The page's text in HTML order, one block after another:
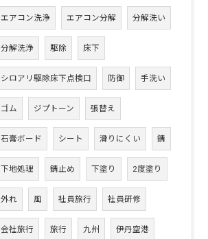
エアコン洗浄 エアコン分解 分解洗い
分解洗浄 駆除 床下
シロアリ駆除床下点検口 防御 手洗い
ゴム ジプトーン 張替え
石膏ボード シート 滑りにくい 錆
下地処理 錆止め 下塗り 2度塗り
外れ 風 社員旅行 社員研修
会社旅行 旅行 九州 伊丹空港